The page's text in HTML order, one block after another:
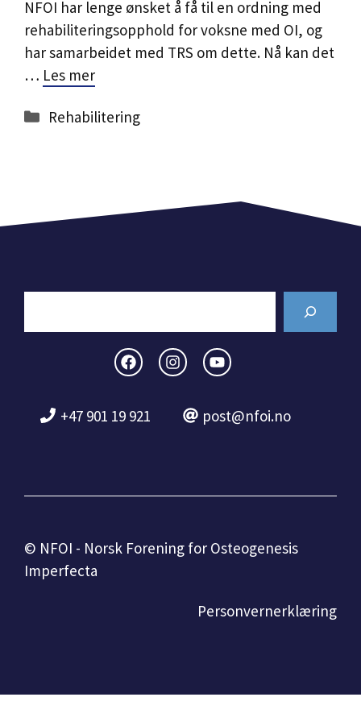
NFOI har lenge ønsket å få til en ordning med
rehabiliteringsopphold for voksne med OI, og
har samarbeidet med TRS om dette. Nå kan det
… Les mer
Kategorier
Rehabilitering
+47 901 19 921 post@nfoi.no
© NFOI - Norsk Forening for Osteogenesis
Imperfecta
Personvernerklæring